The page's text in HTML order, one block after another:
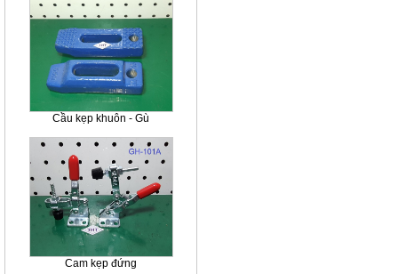
Cầu kẹp khuôn - Gù
Cam kẹp đứng